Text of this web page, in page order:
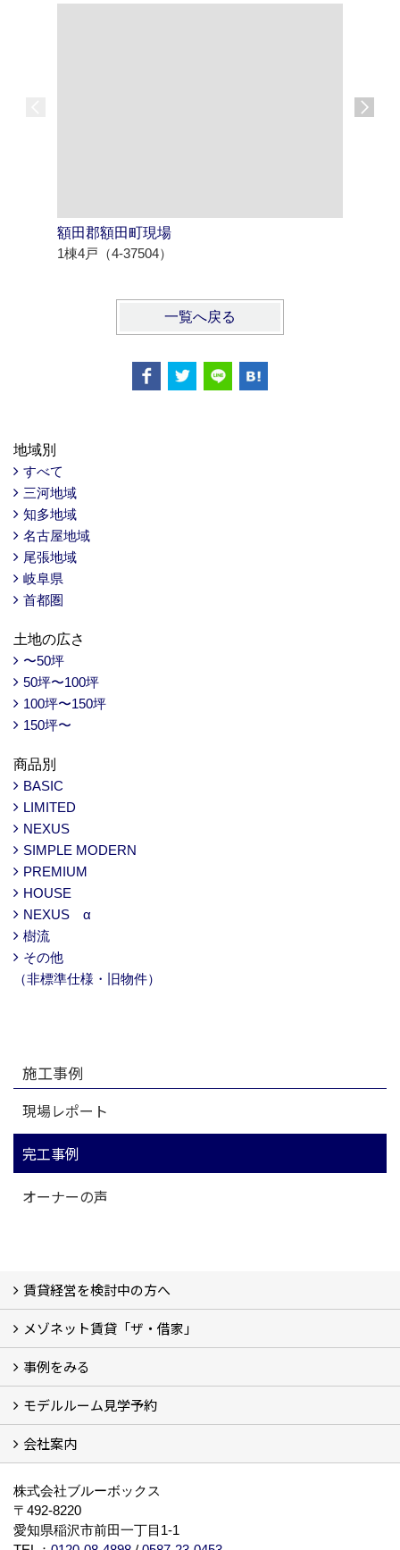
額田郡額田町現場
1棟4戸（4-37504）
一覧へ戻る
地域別
すべて
三河地域
知多地域
名古屋地域
尾張地域
岐阜県
首都圏
土地の広さ
〜50坪
50坪〜100坪
100坪〜150坪
150坪〜
商品別
BASIC
LIMITED
NEXUS
SIMPLE MODERN
PREMIUM
HOUSE
NEXUS α
樹流
その他
（非標準仕様・旧物件）
施工事例
現場レポート
完工事例
オーナーの声
賃貸経営を検討中の方へ
私たちの考え方
賃貸経営の成功学
様々な無料サービス
相続税とは
よくあるご質問
メゾネット賃貸「ザ・借家」
ザ・借家について詳しく知る (2)
事例をみる
建設中の現場レポート
完成した建物を見てみる
オーナーの声
モデルルーム見学予約
モデルルーム見学予約
会社案内
株式会社ブルーボックス
〒492-8220
愛知県稲沢市前田一丁目1-1